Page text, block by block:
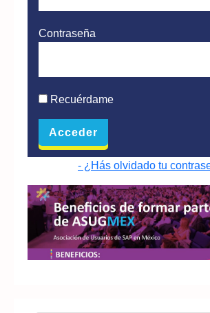
Contraseña
Recuérdame
- ¿Hás olvidado tu